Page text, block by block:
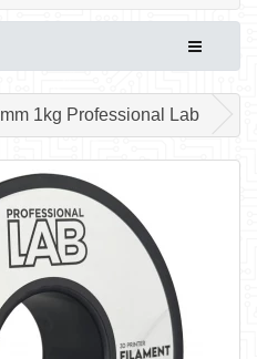
1kg Professional Lab